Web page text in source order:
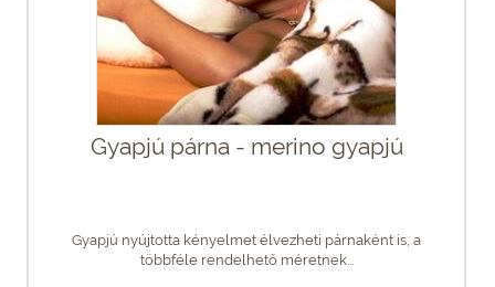
Gyapjú párna - merino gyapjú
Gyapjú nyújtotta kényelmet élvezheti párnaként is, a
többféle rendelhető méretnek...